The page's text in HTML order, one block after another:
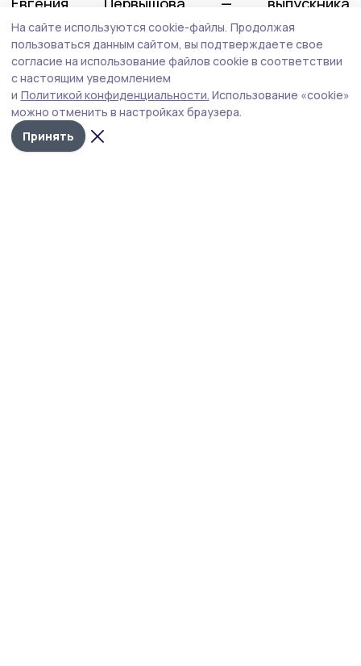
федеральной программы «Время героев», и
реализовывалась вместе с его коллегами по
программе — Алексеем Кондратьевым и
Константином Кутейниковым. Заявку в
программу подали почти 400 участников и
ветеранов СВО. После всех вступительных
испытаний участниками первого потока стали
На сайте используются cookie-файлы. Продолжая
пользоваться данным сайтом, вы подтверждаете свое
согласие на использование файлов cookie в соответствии
с настоящим уведомлением
и Политикой конфиденциальности. Использование «cookie»
можно отменить в настройках браузера.
Принять